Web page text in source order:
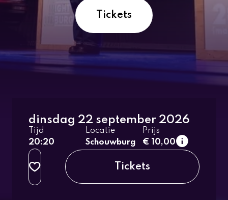
Tickets
dinsdag 22 september 2026
Tijd
20:20
Locatie
Schouwburg
Prijs
€ 10,00
normaal
Tickets